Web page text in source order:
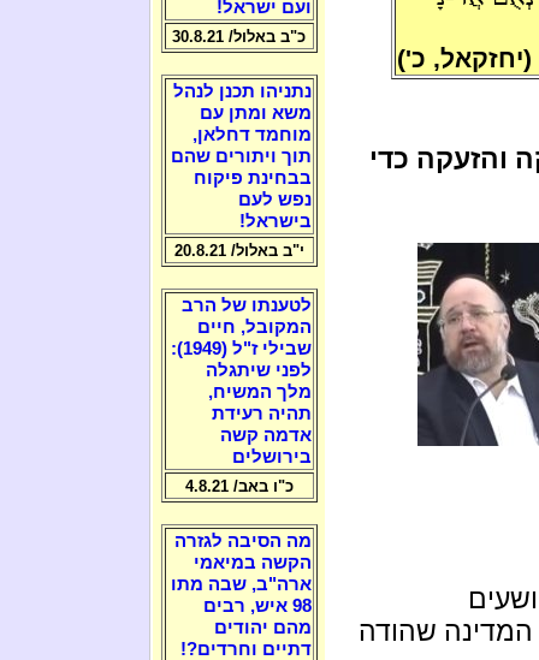
(יחזקאל, כ')
והזעקה כדי
המדינה שהודה
ועם ישראל!
כ"ב באלול/ 30.8.21
נתניהו תכנן לנהל
משא ומתן עם
מוחמד דחלאן,
תוך ויתורים שהם
בבחינת פיקוח
נפש לעם
בישראל!
י"ב באלול/ 20.8.21
לטענתו של הרב
המקובל, חיים
שבילי ז"ל (1949):
לפני שיתגלה
מלך המשיח,
תהיה רעידת
אדמה קשה
בירושלים
כ"ו באב/ 4.8.21
מה הסיבה לגזרה
הקשה במיאמי
ארה"ב, שבה מתו
98 איש, רבים
מהם יהודים
דתיים וחרדים?!